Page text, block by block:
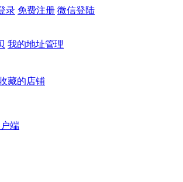
录 免费注册 微信登陆
我的地址管理
藏的店铺
端